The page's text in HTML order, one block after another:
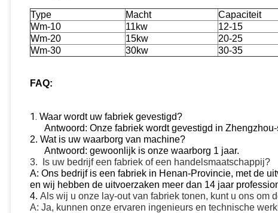
Type Macht Capaciteit
Wm-10
11kw 12-15
Wm-20
15kw 20-25
Wm-30
30kw 30-35
FAQ:
1. Waar wordt uw fabriek gevestigd?
Antwoord: Onze fabriek wordt gevestigd in
2. Wat is uw waarborg van machine?
Antwoord: gewoonlijk is onze waarborg 1 jaar.
3. Is uw bedrijf een fabriek of een handelsmaatschappij?
A: Ons bedrijf is een fabriek in Henan-Provincie, met de
en wij hebben de uitvoerzaken meer dan 14 jaar
4. Als wij u onze lay-out van fabriek tonen, kunt u ons om
A: Ja, kunnen onze ervaren ingenieurs en technische